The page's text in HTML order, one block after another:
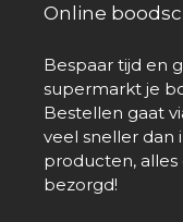
Online
Bespaar tijd en
supermarkt je
Bestellen gaat
veel sneller dan
producten, alles
bezorgd!